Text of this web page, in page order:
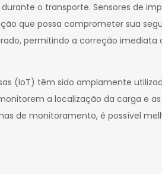
o transporte. Sensores de
que possa comprometer sua
permitindo a correção imediata
(IoT) têm sido amplamente
a localização da carga e
de monitoramento, é possível